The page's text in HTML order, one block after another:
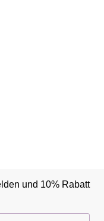
und 10% Rabatt